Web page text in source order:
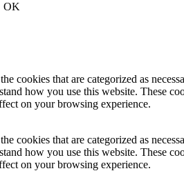
OK
that are categorized as
how you use this website. These
on your browsing experience.
that are categorized as
how you use this website. These
on your browsing experience.